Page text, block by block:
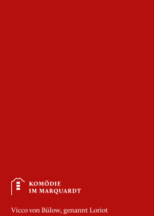
Vicco von Bülow, genannt Loriot